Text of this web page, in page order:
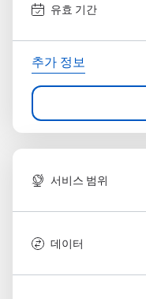
유효 기간
추가 정보
서비스 범위
데이터